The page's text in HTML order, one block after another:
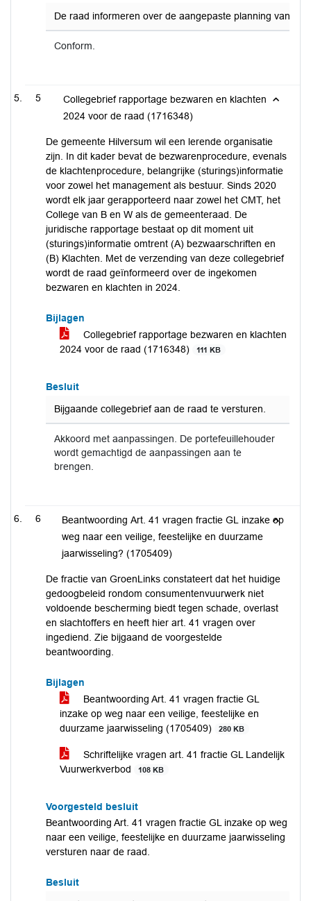
De raad informeren over de aangepaste planning van de
Conform.
5
Collegebrief rapportage bezwaren en klachten
2024 voor de raad (1716348)
De gemeente Hilversum wil een lerende organisatie
zijn. In dit kader bevat de bezwarenprocedure, evenals
de klachtenprocedure, belangrijke (sturings)informatie
voor zowel het management als bestuur. Sinds 2020
wordt elk jaar gerapporteerd naar zowel het CMT, het
College van B en W als de gemeenteraad. De
juridische rapportage bestaat op dit moment uit
(sturings)informatie omtrent (A) bezwaarschriften en
(B) Klachten. Met de verzending van deze collegebrief
wordt de raad geïnformeerd over de ingekomen
bezwaren en klachten in 2024.
Bijlagen
Collegebrief rapportage bezwaren en klachten
2024 voor de raad (1716348)
111 KB
Besluit
Bijgaande collegebrief aan de raad te versturen.
Akkoord met aanpassingen. De portefeuillehouder
wordt gemachtigd de aanpassingen aan te
brengen.
6
Beantwoording Art. 41 vragen fractie GL inzake op
weg naar een veilige, feestelijke en duurzame
jaarwisseling? (1705409)
De fractie van GroenLinks constateert dat het huidige
gedoogbeleid rondom consumentenvuurwerk niet
voldoende bescherming biedt tegen schade, overlast
en slachtoffers en heeft hier art. 41 vragen over
ingediend. Zie bijgaand de voorgestelde
beantwoording.
Bijlagen
Beantwoording Art. 41 vragen fractie GL
inzake op weg naar een veilige, feestelijke en
duurzame jaarwisseling (1705409)
280 KB
Schriftelijke vragen art. 41 fractie GL Landelijk
Vuurwerkverbod
108 KB
Voorgesteld besluit
Beantwoording Art. 41 vragen fractie GL inzake op weg
naar een veilige, feestelijke en duurzame jaarwisseling
versturen naar de raad.
Besluit